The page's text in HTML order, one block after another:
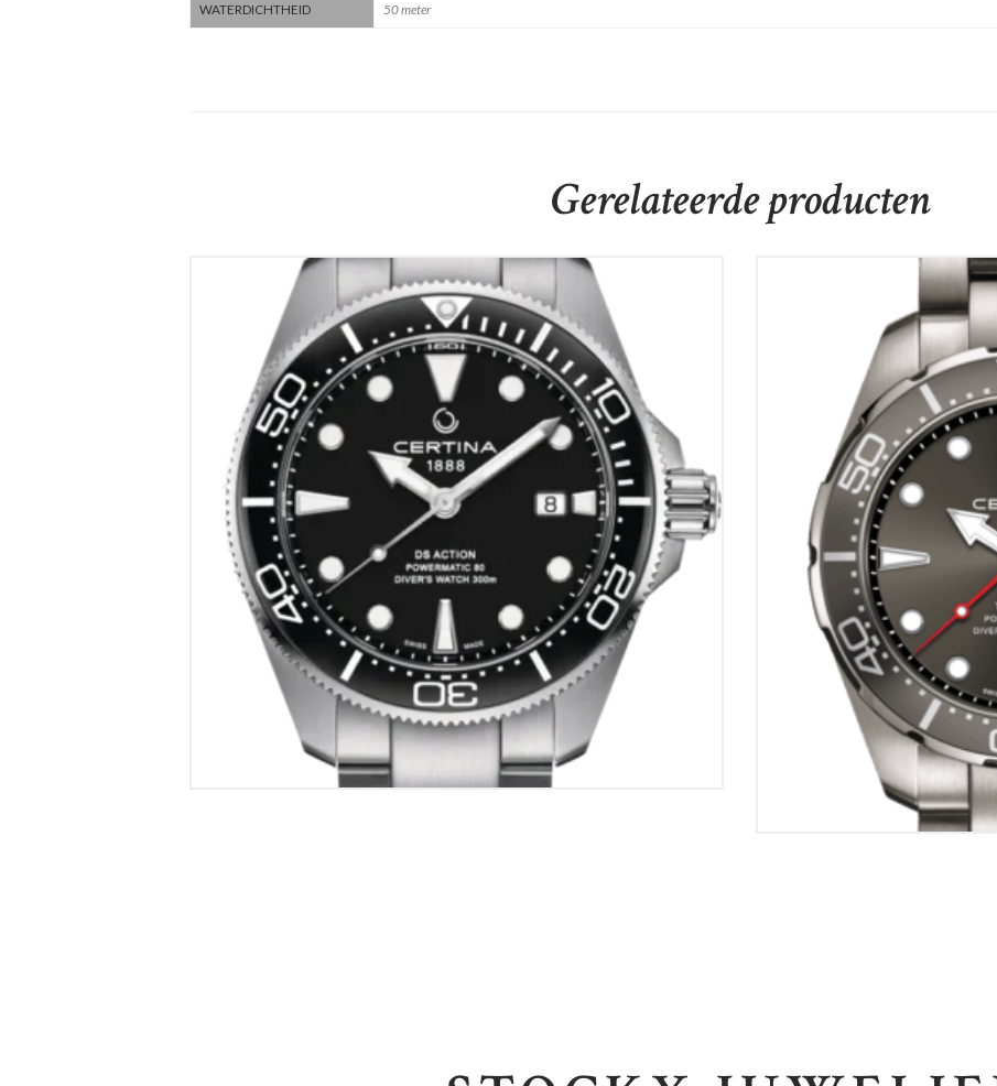
WATERDICHTHEID 50 meter
Gerelateerde producten
Certina DS Action Diver Powermatic 80
€
1,045
Certina DS Action